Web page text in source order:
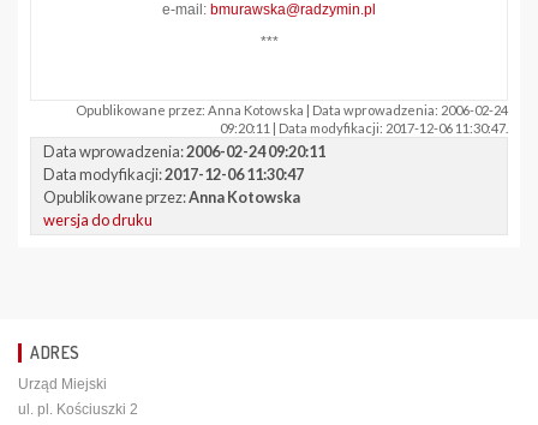
e-mail: bmurawska@radzymin.pl
***
Opublikowane przez: Anna Kotowska | Data wprowadzenia: 2006-02-24
09:20:11 | Data modyfikacji: 2017-12-06 11:30:47.
Data wprowadzenia:2006-02-24 09:20:11
Data modyfikacji:2017-12-06 11:30:47
Opublikowane przez:Anna Kotowska
wersja do druku
ADRES
Urząd Miejski
ul. pl. Kościuszki 2